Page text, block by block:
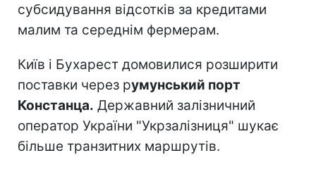
субсидування відсотків за кредитами
малим та середнім фермерам.
Київ і Бухарест домовилися розширити
поставки через румунський порт
Констанца. Державний залізничний
оператор України "Укрзалізниця" шукає
більше транзитних маршрутів.